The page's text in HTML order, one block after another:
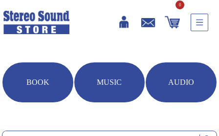
0
BOOK MUSIC AUDIO
HOME 音楽ソフト
ステレオサウンド オリジナル音楽ソフト